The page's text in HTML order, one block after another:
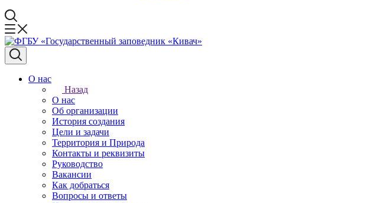
О нас
Назад
О нас
Об организации
История создания
Цели и задачи
Территория и Природа
Контакты и реквизиты
Руководство
Вакансии
Как добраться
Вопросы и ответы